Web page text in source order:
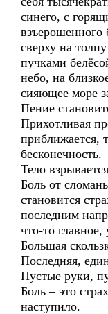
синего, с
взъерошенного
сверху на
пучками
небо, на
сияющее море
Пение
Прихотливая
приближается,
бесконечность.
Тело
Боль от
становится
последним
что-то
Большая
Последняя,
Пустые руки,
Боль – это
наступило.